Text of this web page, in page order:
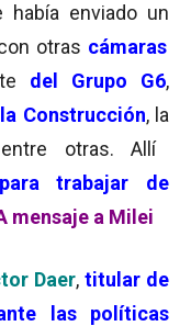
enviado un
otras cámaras
del Grupo G6,
Construcción, la
otras. Allí
trabajar de
mensaje a Milei
Daer,titular de
las políticas